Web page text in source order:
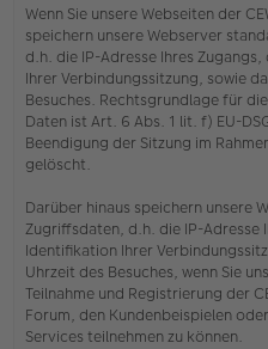
Wenn Sie unsere Webseiten der
speichern unsere Webserver
d.h. die IP-Adresse Ihres
Ihrer Verbindungssitzung, sowie
Besuches. Rechtsgrundlage für
Daten ist Art. 6 Abs. 1 lit. f) EU-
Beendigung der Sitzung im
gelöscht.
Darüber hinaus speichern unsere
Zugriffsdaten, d.h. die IP-Adresse
Identifikation Ihrer
Uhrzeit des Besuches, wenn Sie
Teilnahme und Registrierung der
Forum, den Kundenbeispielen
Services teilnehmen zu können.